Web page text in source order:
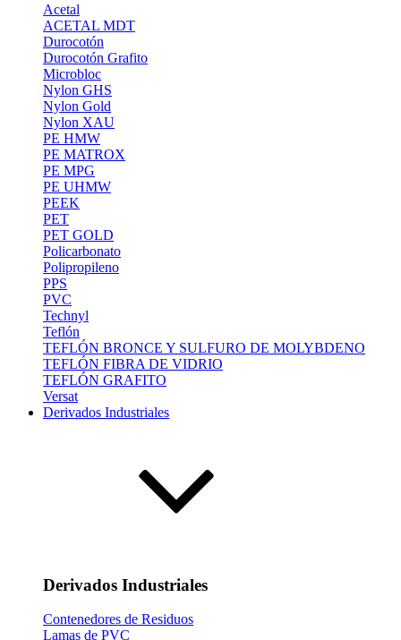
Acetal
ACETAL MDT
Durocotón
Durocotón Grafito
Microbloc
Nylon GHS
Nylon Gold
Nylon XAU
PE HMW
PE MATROX
PE MPG
PE UHMW
PEEK
PET
PET GOLD
Policarbonato
Polipropileno
PPS
PVC
Technyl
Teflón
TEFLÓN BRONCE Y SULFURO DE MOLYBDENO
TEFLÓN FIBRA DE VIDRIO
TEFLÓN GRAFITO
Versat
Derivados Industriales
Derivados Industriales
Contenedores de Residuos
Lamas de PVC